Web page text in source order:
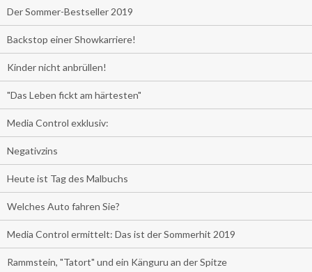
Der Sommer-Bestseller 2019
Backstop einer Showkarriere!
Kinder nicht anbrüllen!
"Das Leben fickt am härtesten"
Media Control exklusiv:
Negativzins
Heute ist Tag des Malbuchs
Welches Auto fahren Sie?
Media Control ermittelt: Das ist der Sommerhit 2019
Rammstein, "Tatort" und ein Känguru an der Spitze